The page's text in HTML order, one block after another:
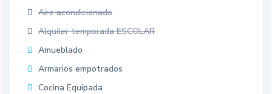
Aire acondicionado
Alquiler temporada ESCOLAR
Amueblado
Armarios empotrados
Cocina Equipada